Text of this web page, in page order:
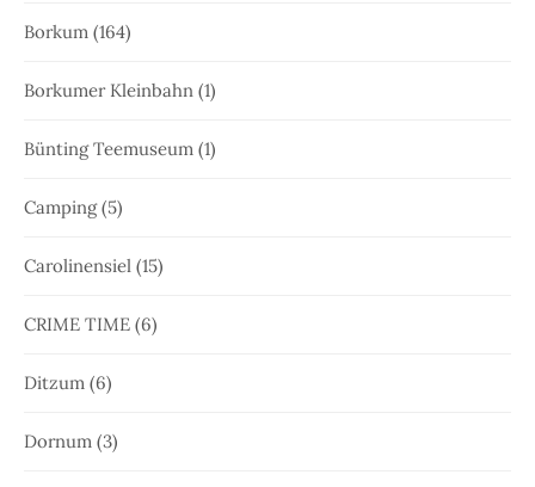
Borkum (164)
Borkumer Kleinbahn (1)
Bünting Teemuseum (1)
Camping(5)
Carolinensiel (15)
CRIME TIME (6)
Ditzum (6)
Dornum (3)